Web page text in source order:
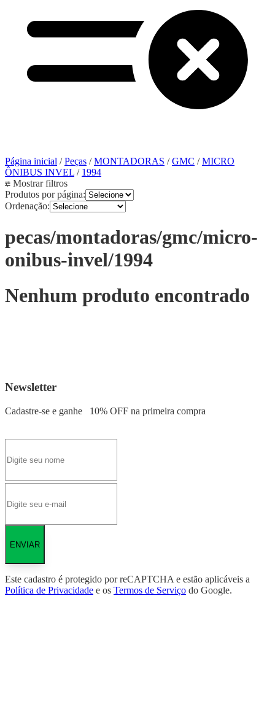
Página inicial /Peças /MONTADORAS /GMC /MICRO
ÔNIBUS INVEL / 1994
Mostrar filtros
Produtos por página:
Ordenação:
pecas/montadoras/gmc/micro-
onibus-invel/1994
Nenhum produto encontrado
Newsletter
Cadastre-se e ganhe 10% OFF na primeira compra
ENVIAR
Este cadastro é protegido por reCAPTCHA e estão aplicáveis a
Política de Privacidade e os Termos de Serviço do Google.